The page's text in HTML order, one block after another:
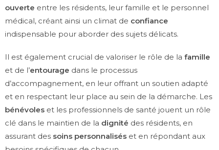
ouverte entre les résidents, leur famille et le personnel
médical, créant ainsi un climat de confiance
indispensable pour aborder des sujets délicats.
Il est également crucial de valoriser le rôle de la famille
et de l’entourage dans le processus
d’accompagnement, en leur offrant un soutien adapté
et en respectant leur place au sein de la démarche. Les
bénévoles et les professionnels de santé jouent un rôle
clé dans le maintien de la dignité des résidents, en
assurant des soins personnalisés et en répondant aux